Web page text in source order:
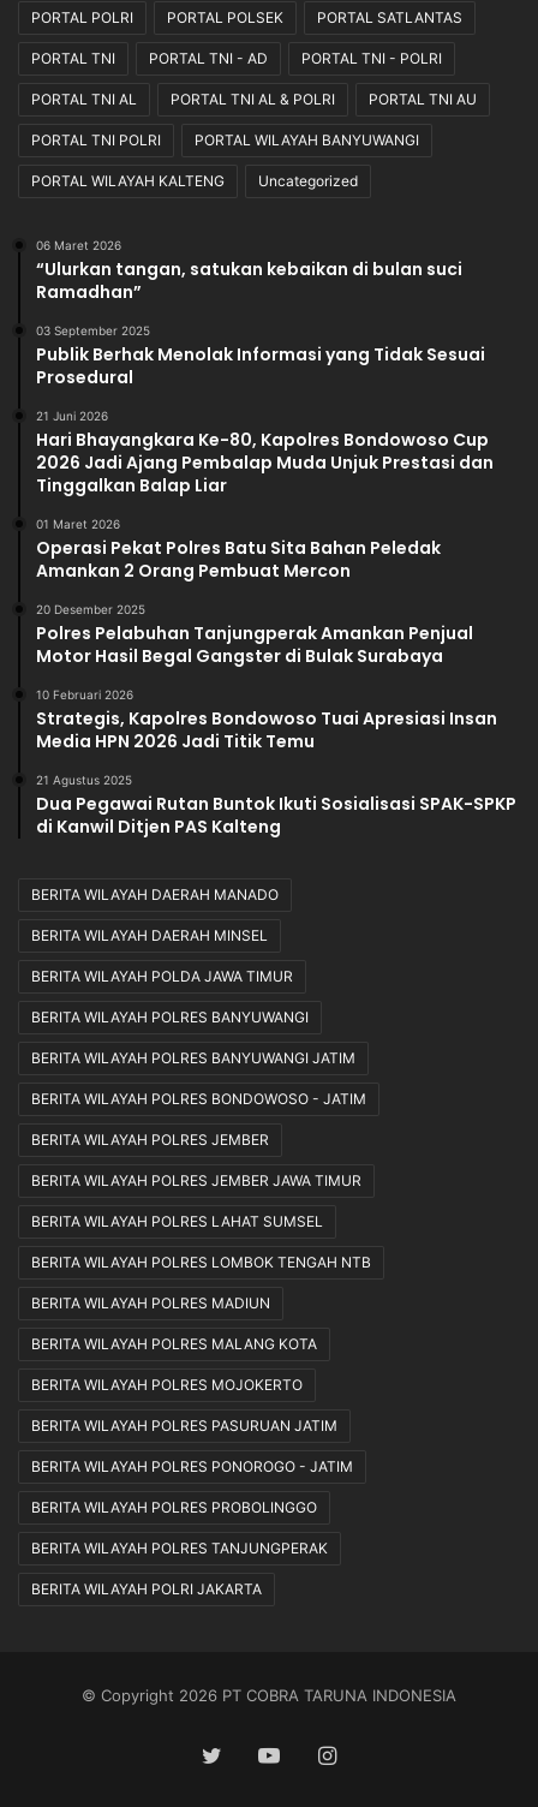
PORTAL POLRI PORTAL POLSEK PORTAL SATLANTAS
PORTAL TNI PORTAL TNI - AD PORTAL TNI - POLRI
PORTAL TNI AL PORTAL TNI AL & POLRI PORTAL TNI AU
PORTAL TNI POLRI PORTAL WILAYAH BANYUWANGI
PORTAL WILAYAH KALTENG Uncategorized
06 Maret 2026
“Ulurkan tangan, satukan kebaikan di bulan suci
Ramadhan”
03 September 2025
Publik Berhak Menolak Informasi yang Tidak Sesuai
Prosedural
21 Juni 2026
Hari Bhayangkara Ke-80, Kapolres Bondowoso Cup
2026 Jadi Ajang Pembalap Muda Unjuk Prestasi dan
Tinggalkan Balap Liar
01 Maret 2026
Operasi Pekat Polres Batu Sita Bahan Peledak
Amankan 2 Orang Pembuat Mercon
20 Desember 2025
Polres Pelabuhan Tanjungperak Amankan Penjual
Motor Hasil Begal Gangster di Bulak Surabaya
10 Februari 2026
Strategis, Kapolres Bondowoso Tuai Apresiasi Insan
Media HPN 2026 Jadi Titik Temu
21 Agustus 2025
Dua Pegawai Rutan Buntok Ikuti Sosialisasi SPAK-SPKP
di Kanwil Ditjen PAS Kalteng
BERITA WILAYAH DAERAH MANADO
BERITA WILAYAH DAERAH MINSEL
BERITA WILAYAH POLDA JAWA TIMUR
BERITA WILAYAH POLRES BANYUWANGI
BERITA WILAYAH POLRES BANYUWANGI JATIM
BERITA WILAYAH POLRES BONDOWOSO - JATIM
BERITA WILAYAH POLRES JEMBER
BERITA WILAYAH POLRES JEMBER JAWA TIMUR
BERITA WILAYAH POLRES LAHAT SUMSEL
BERITA WILAYAH POLRES LOMBOK TENGAH NTB
BERITA WILAYAH POLRES MADIUN
BERITA WILAYAH POLRES MALANG KOTA
BERITA WILAYAH POLRES MOJOKERTO
BERITA WILAYAH POLRES PASURUAN JATIM
BERITA WILAYAH POLRES PONOROGO - JATIM
BERITA WILAYAH POLRES PROBOLINGGO
BERITA WILAYAH POLRES TANJUNGPERAK
BERITA WILAYAH POLRI JAKARTA
© Copyright 2026 PT COBRA TARUNA INDONESIA
TwitterYouTubeInstagram